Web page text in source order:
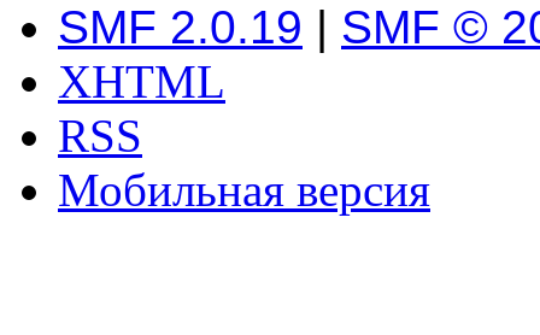
SMF 2.0.19 | SMF ©
XHTML
RSS
Мобильная версия